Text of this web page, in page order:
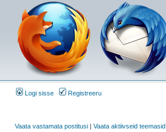
Logi sisse Registreeru
Vaata vastamata postitusi | Vaata aktiivseid teemasid